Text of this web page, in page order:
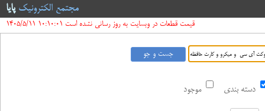
مجتمع الکترونیکپایا
قیمت قطعات در وبسایت به روز رسانی نشده است 10:10:01 1405/5/11
موجود دسته بندی